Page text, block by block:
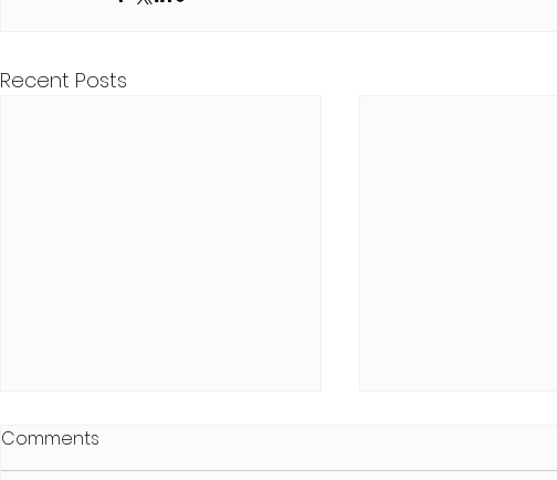
Recent Posts
Comments